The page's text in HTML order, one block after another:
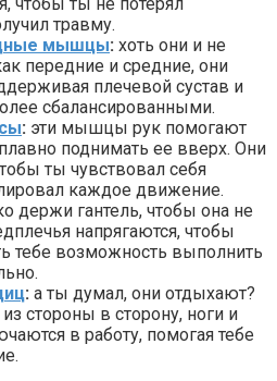
травму.
мышцы: хоть они и не
передние и средние, они
плечевой сустав и
сбалансированными.
: эти мышцы рук помогают
поднимать ее вверх. Они
ты чувствовал себя
каждое движение.
держи гантель, чтобы она не
напрягаются, чтобы
тебе возможность выполнить
: а ты думал, они отдыхают?
стороны в сторону, ноги и
в работу, помогая тебе